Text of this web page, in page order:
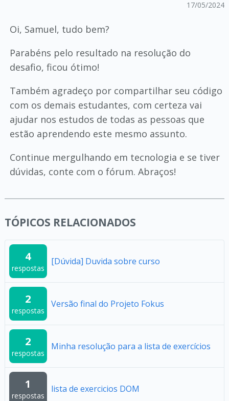
17/05/2024
Oi, Samuel, tudo bem?
Parabéns pelo resultado na resolução do
desafio, ficou ótimo!
Também agradeço por compartilhar seu código
com os demais estudantes, com certeza vai
ajudar nos estudos de todas as pessoas que
estão aprendendo este mesmo assunto.
Continue mergulhando em tecnologia e se tiver
dúvidas, conte com o fórum. Abraços!
TÓPICOS RELACIONADOS
4
respostas
[Dúvida] Duvida sobre curso
2
respostas
Versão final do Projeto Fokus
2
respostas
Minha resolução para a lista de exercícios
1
respostas
lista de exercicios DOM